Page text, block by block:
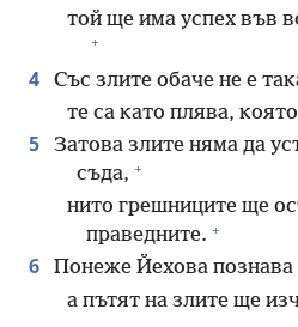
той ще има успех във
+
4
Със злите обаче не е
те са като плява,
5
Затова злите няма да
съда, +
нито грешниците ще
праведните. +
6 Понеже Йехова познава
а пътят на злите ще